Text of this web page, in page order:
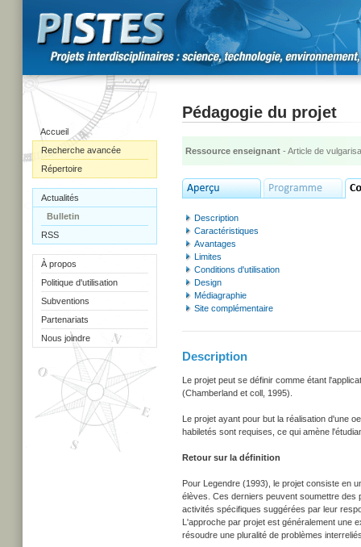
Accueil
Recherche avancée
Répertoire
Actualités
Bulletin
RSS
À propos
Politique d'utilisation
Subventions
Partenariats
Nous joindre
Pédagogie du projet
Ressource enseignant - Article de
Description
Caractéristiques
Avantages
Limites
Conditions d'utilisation
Design
Médiagraphie
Site complémentaire
Description
Le projet peut se définir comme étant
(Chamberland et coll, 1995).
Le projet ayant pour but la réalisation d'une
habiletés sont requises, ce qui amène
Retour sur la définition
Pour Legendre (1993), le projet consiste en
élèves. Ces derniers peuvent soumettre des
activités spécifiques suggérées par leur
L'approche par projet est généralement une
résoudre une pluralité de problèmes